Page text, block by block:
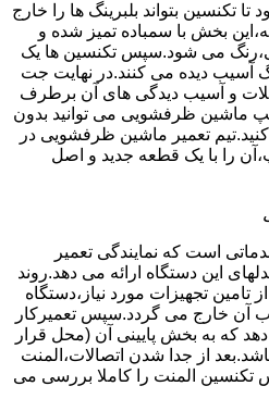
تکنسین بتواند بلبرینگ ها را خارج
بخش با سمباده تمیز شده و
می شود.سپس تکنسین ها یک
آسیب دیده می کنند.در نهایت جت
و آسیب دیدگی های آن برطرف
ماشین ظرفشویی می توانید بدون
کنید.تیم تعمیر ماشین ظرفشویی در
را با یک قطعه جدید و اصل
است که نمایندگی تعمیر
این دستگاه ارائه می دهد.روند
تجهیزات مورد نیاز،دستگاه
آن خارج می گردد.سپس تعمیرکار
که به بخش پایینی آن (محل قرار
از جدا شدن اتصالات،المنت
تکنسین المنت را کاملا بررسی می